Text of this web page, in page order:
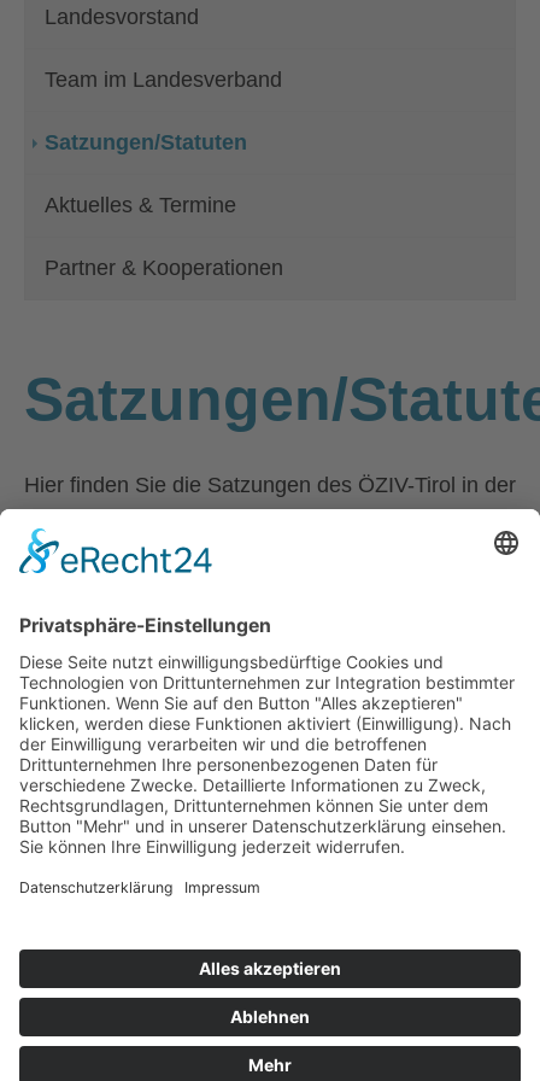
Landesvorstand
Team im Landesverband
Satzungen/Statuten
Aktuelles & Termine
Partner & Kooperationen
Satzungen/
Hier finden Sie die Satzungen des ÖZIV-Tirol in der
aktuellen Version
nach dem Beschluss vom 25. November 2023
beim ordentlichen Verbandstag in Innsbruck.
Satzungen
© 2025 ÖZIV Tirol – Alle Rechte vorbehalten
Kontakt
Sitemap
Datenschutz
Impressum